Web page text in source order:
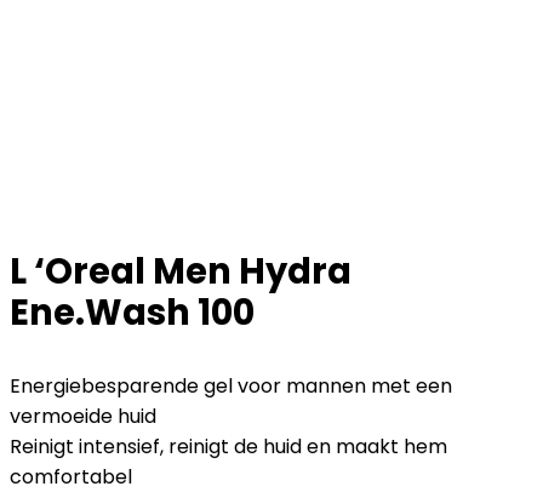
L ‘Oreal Men Hydra
Ene.Wash 100
Energiebesparende gel voor mannen met een
vermoeide huid
Reinigt intensief, reinigt de huid en maakt hem
comfortabel